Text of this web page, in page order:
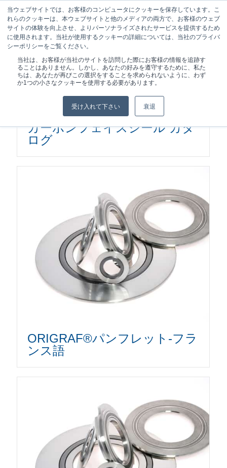
当ウェブサイトでは、お客様のコンピュータにクッキーを保存しています。こ
れらのクッキーは、本ウェブサイトと他のメディアの両方で、お客様のウェブ
サイトの体験を向上させ、よりパーソナライズされたサービスを提供するため
に使用されます。当社が使用するクッキーの詳細については、当社のプライバ
シーポリシーをご覧ください。
当社は、お客様が当社のサイトを訪問した際にお客様の情報を追跡す
ることはありません。しかし、あなたの好みを遵守するために、私た
ちは、あなたが再びこの選択をすることを求められないように、わず
か1つの小さなクッキーを使用する必要があります。
受け入れて下さい 衰退
現在位置: ホーム / タービン
カーボンフェイスシール カタ
ログ
ORIGRAF®パンフレット-フラ
ンス語